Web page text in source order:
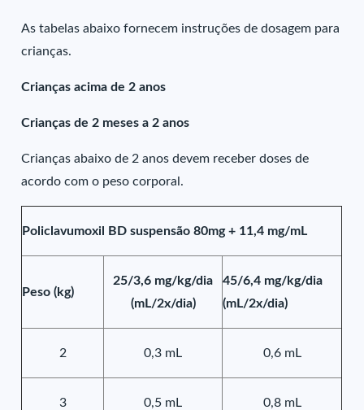
As tabelas abaixo fornecem instruções de dosagem para
crianças.
Crianças acima de 2 anos
Crianças de 2 meses a 2 anos
Crianças abaixo de 2 anos devem receber doses de
acordo com o peso corporal.
Policlavumoxil BD suspensão 80mg + 11,4 mg/mL
Peso (kg)
25/3,6 mg/kg/dia
(mL/2x/dia)
45/6,4 mg/kg/dia
(mL/2x/dia)
2 0,3 mL 0,6 mL
3 0,5 mL 0,8 mL